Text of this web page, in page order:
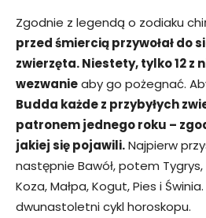
Zgodnie z legendą o zodiaku
przed śmiercią przywołał do
zwierzęta. Niestety, tylko 12 z
wezwanieaby go pożegnać.
Budda każde z przybyłych
patronem jednego roku –
jakiej się pojawili.Najpierw
następnie Bawół, potem Tygrys,
Koza, Małpa, Kogut, Pies i
dwunastoletni cykl horoskopu.